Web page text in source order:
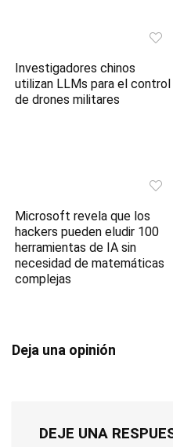
Investigadores chinos
utilizan LLMs para el control
de drones militares
Microsoft revela que los
hackers pueden eludir 100
herramientas de IA sin
necesidad de matemáticas
complejas
Deja una opinión
DEJE UNA